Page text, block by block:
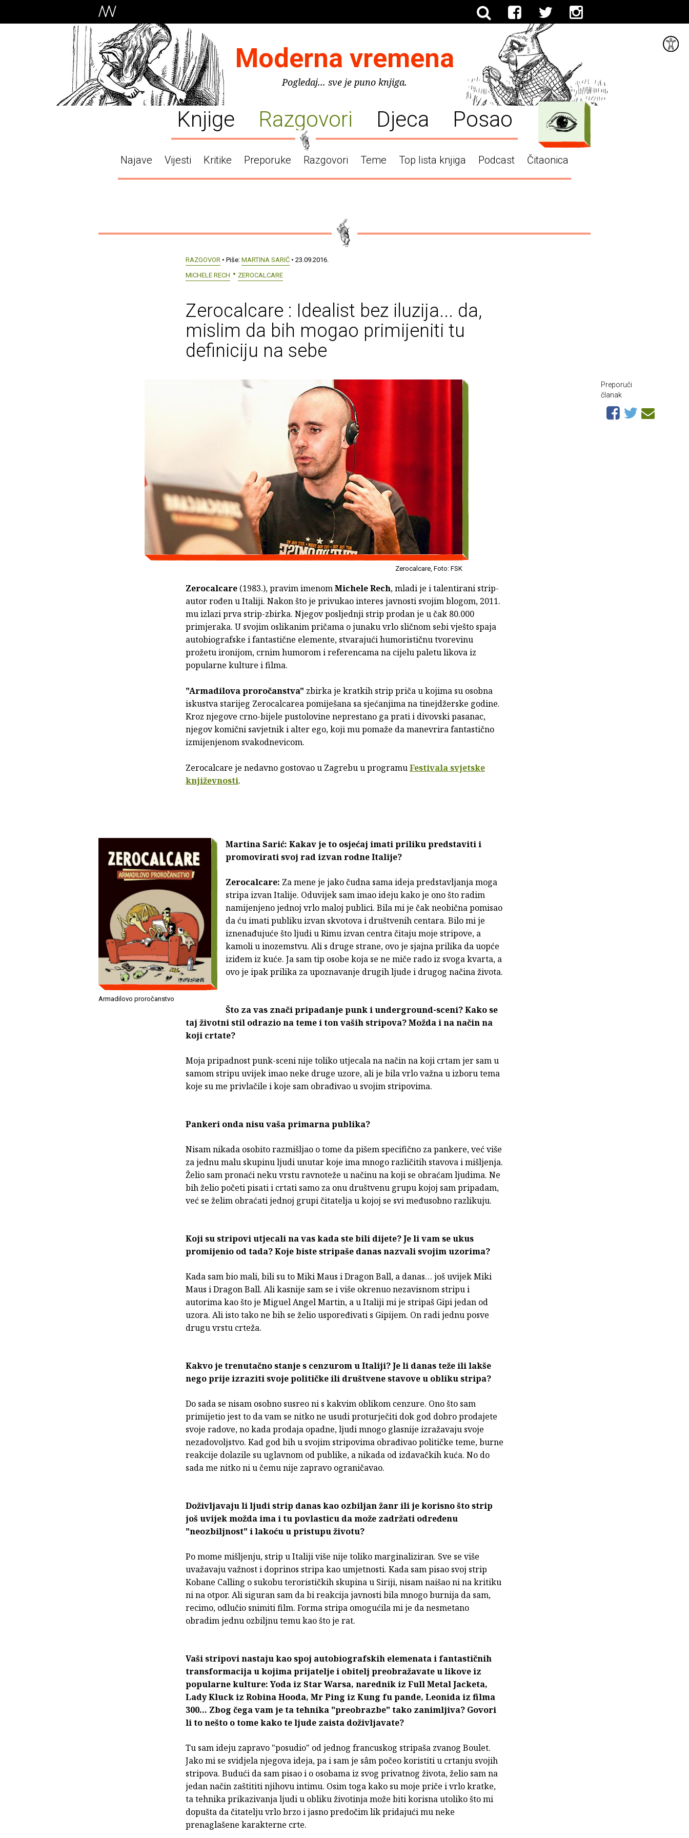
Moderna vremena
Pogledaj... sve je puno knjiga.
Knjige Razgovori Djeca Posao
Najave Vijesti Kritike Preporuke Razgovori Teme Top lista knjiga Podcast Čitaonica
RAZGOVOR • Piše: MARTINA SARIĆ • 23.09.2016.
MICHELE RECH
ZEROCALCARE
Zerocalcare : Idealist bez iluzija... da,
mislim da bih mogao primijeniti tu
definiciju na sebe
Zerocalcare, Foto: FSK
Zerocalcare (1983.), pravim imenomMichele Rech, mladi je i talentirani strip-
autor rođen u Italiji. Nakon što je privukao interes javnosti svojim blogom, 2011.
mu izlazi prva strip-zbirka. Njegov posljednji strip prodan je u čak 80.000
primjeraka. U svojim oslikanim pričama o junaku vrlo sličnom sebi vješto spaja
autobiografske i fantastične elemente, stvarajući humorističnu tvorevinu
prožetu ironijom, crnim humorom i referencama na cijelu paletu likova iz
popularne kulture i filma.
"Armadilova proročanstva" zbirka je kratkih strip priča u kojima su osobna
iskustva starijeg Zerocalcarea pomiješana sa sjećanjima na tinejdžerske godine.
Kroz njegove crno-bijele pustolovine neprestano ga prati i divovski pasanac,
njegov komični savjetnik i alter ego, koji mu pomaže da manevrira fantastično
izmijenjenom svakodnevicom.
Zerocalcare je nedavno gostovao u Zagrebu u programuFestivala svjetske
književnosti.
Armadilovo proročanstvo
Martina Sarić: Kakav je to osjećaj imati priliku predstaviti i
promovirati svoj rad izvan rodne Italije?
Zerocalcare: Za mene je jako čudna sama ideja predstavljanja moga
stripa izvan Italije. Oduvijek sam imao ideju kako je ono što radim
namijenjeno jednoj vrlo maloj publici. Bila mi je čak neobična pomisao
da ću imati publiku izvan skvotova i društvenih centara. Bilo mi je
iznenađujuće što ljudi u Rimu izvan centra čitaju moje stripove, a
kamoli u inozemstvu. Ali s druge strane, ovo je sjajna prilika da uopće
iziđem iz kuće. Ja sam tip osobe koja se ne miče rado iz svoga kvarta, a
ovo je ipak prilika za upoznavanje drugih ljude i drugog načina života.
Što za vas znači pripadanje punk i underground-sceni? Kako se
taj životni stil odrazio na teme i ton vaših stripova? Možda i na način na
koji crtate?
Moja pripadnost punk-sceni nije toliko utjecala na način na koji crtam jer sam u
samom stripu uvijek imao neke druge uzore, ali je bila vrlo važna u izboru tema
koje su me privlačile i koje sam obrađivao u svojim stripovima.
Pankeri onda nisu vaša primarna publika?
Nisam nikada osobito razmišljao o tome da pišem specifično za pankere, već više
za jednu malu skupinu ljudi unutar koje ima mnogo različitih stavova i mišljenja.
Želio sam pronaći neku vrstu ravnoteže u načinu na koji se obraćam ljudima. Ne
bih želio početi pisati i crtati samo za onu društvenu grupu kojoj sam pripadam,
već se želim obraćati jednoj grupi čitatelja u kojoj se svi međusobno razlikuju.
Koji su stripovi utjecali na vas kada ste bili dijete? Je li vam se ukus
promijenio od tada? Koje biste stripaše danas nazvali svojim uzorima?
Kada sam bio mali, bili su to Miki Maus i Dragon Ball, a danas… još uvijek Miki
Maus i Dragon Ball. Ali kasnije sam se i više okrenuo nezavisnom stripu i
autorima kao što je Miguel Angel Martin, a u Italiji mi je stripaš Gipi jedan od
uzora. Ali isto tako ne bih se želio uspoređivati s Gipijem. On radi jednu posve
drugu vrstu crteža.
Kakvo je trenutačno stanje s cenzurom u Italiji? Je li danas teže ili lakše
nego prije izraziti svoje političke ili društvene stavove u obliku stripa?
Do sada se nisam osobno susreo ni s kakvim oblikom cenzure. Ono što sam
primijetio jest to da vam se nitko ne usudi proturječiti dok god dobro prodajete
svoje radove, no kada prodaja opadne, ljudi mnogo glasnije izražavaju svoje
nezadovoljstvo. Kad god bih u svojim stripovima obrađivao političke teme, burne
reakcije dolazile su uglavnom od publike, a nikada od izdavačkih kuća. No do
sada me nitko ni u čemu nije zapravo ograničavao.
Doživljavaju li ljudi strip danas kao ozbiljan žanr ili je korisno što strip
još uvijek možda ima i tu povlasticu da može zadržati određenu
"neozbiljnost" i lakoću u pristupu životu?
Po mome mišljenju, strip u Italiji više nije toliko marginaliziran. Sve se više
uvažavaju važnost i doprinos stripa kao umjetnosti. Kada sam pisao svoj strip
Kobane Calling o sukobu terorističkih skupina u Siriji, nisam naišao ni na kritiku
ni na otpor. Ali siguran sam da bi reakcija javnosti bila mnogo burnija da sam,
recimo, odlučio snimiti film. Forma stripa omogućila mi je da nesmetano
obradim jednu ozbiljnu temu kao što je rat.
Vaši stripovi nastaju kao spoj autobiografskih elemenata i fantastičnih
transformacija u kojima prijatelje i obitelj preobražavate u likove iz
popularne kulture: Yoda iz Star Warsa, narednik iz Full Metal Jacketa,
Lady Kluck iz Robina Hooda, Mr Ping iz Kung fu pande, Leonida iz filma
300... Zbog čega vam je ta tehnika "preobrazbe" tako zanimljiva? Govori
li to nešto o tome kako te ljude zaista doživljavate?
Tu sam ideju zapravo "posudio" od jednog francuskog stripaša zvanog Boulet.
Jako mi se svidjela njegova ideja, pa i sam je sâm počeo koristiti u crtanju svojih
stripova. Budući da sam pisao i o osobama iz svog privatnog života, želio sam na
jedan način zaštititi njihovu intimu. Osim toga kako su moje priče i vrlo kratke,
ta tehnika prikazivanja ljudi u obliku životinja može biti korisna utoliko što mi
dopušta da čitatelju vrlo brzo i jasno predočim lik pridajući mu neke
prenaglašene karakterne crte.
Preporuči
članak